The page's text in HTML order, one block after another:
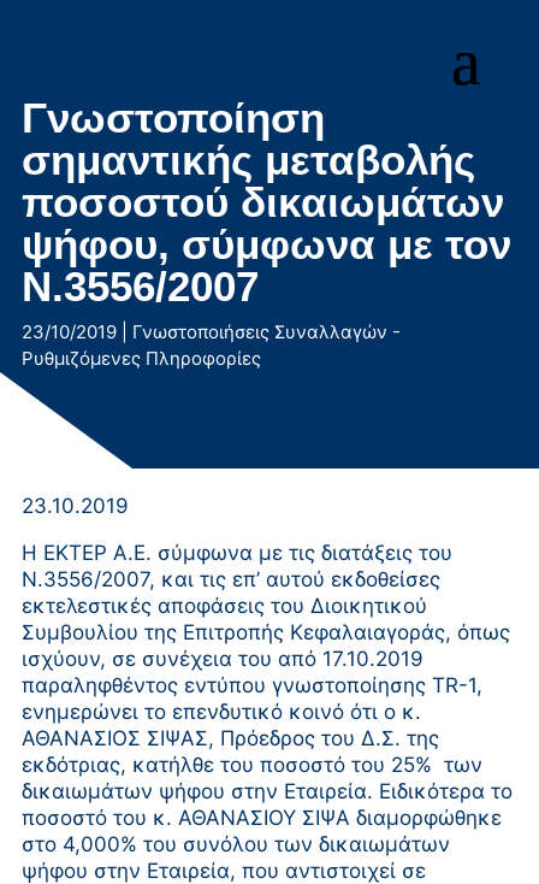
Γνωστοποίηση
σημαντικής μεταβολής
ποσοστού δικαιωμάτων
ψήφου, σύμφωνα με τον
Ν.3556/2007
23/10/2019| Γνωστοποιήσεις Συναλλαγών -
Ρυθμιζόμενες Πληροφορίες
23.10.2019
Η ΕΚΤΕΡ Α.Ε. σύμφωνα με τις διατάξεις του
Ν.3556/2007, και τις επ’ αυτού εκδοθείσες
εκτελεστικές αποφάσεις του Διοικητικού
Συμβουλίου της Επιτροπής Κεφαλαιαγοράς, όπως
ισχύουν, σε συνέχεια του από 17.10.2019
παραληφθέντος εντύπου γνωστοποίησης TR-1,
ενημερώνει το επενδυτικό κοινό ότι ο κ.
ΑΘΑΝΑΣΙΟΣ ΣΙΨΑΣ, Πρόεδρος του Δ.Σ. της
εκδότριας, κατήλθε του ποσοστό του 25% των
δικαιωμάτων ψήφου στην Εταιρεία. Ειδικότερα το
ποσοστό του κ. ΑΘΑΝΑΣΙΟΥ ΣΙΨΑ διαμορφώθηκε
στο 4,000% του συνόλου των δικαιωμάτων
ψήφου στην Εταιρεία, που αντιστοιχεί σε